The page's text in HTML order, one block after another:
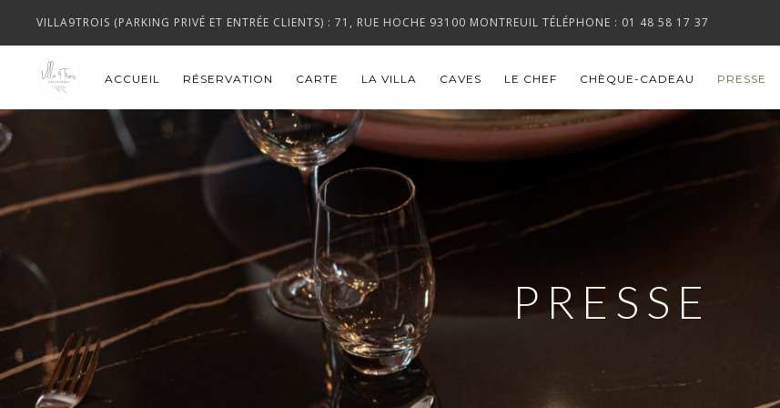
VILLA9TROIS (PARKING PRIVÉ ET ENTRÉE CLIENTS) : 71, RUE HOCHE 93100 MONTREUIL TÉLÉPHONE : 01 48 58 17 37
Villa9Trois
ACCUEIL RÉSERVATION CARTE LA VILLA CAVES LE CHEF CHÈQUE-CADEAU PRESSE
PRESSE